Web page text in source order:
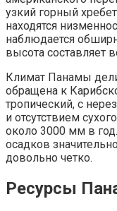
узкий горный
находятся
наблюдается
высота составляет
Климат Панамы
обращена к
тропический, с
и отсутствием
около 3000 мм в
осадков
довольно четко.
Ресурсы